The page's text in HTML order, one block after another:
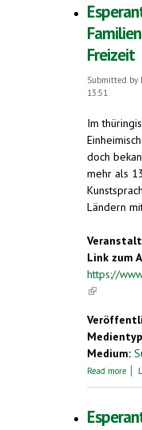
Freizeit
Submitted by
13:51
Im
doch
mehr als
Ländern
Link zum
https://
(link is
Medium:
Read more